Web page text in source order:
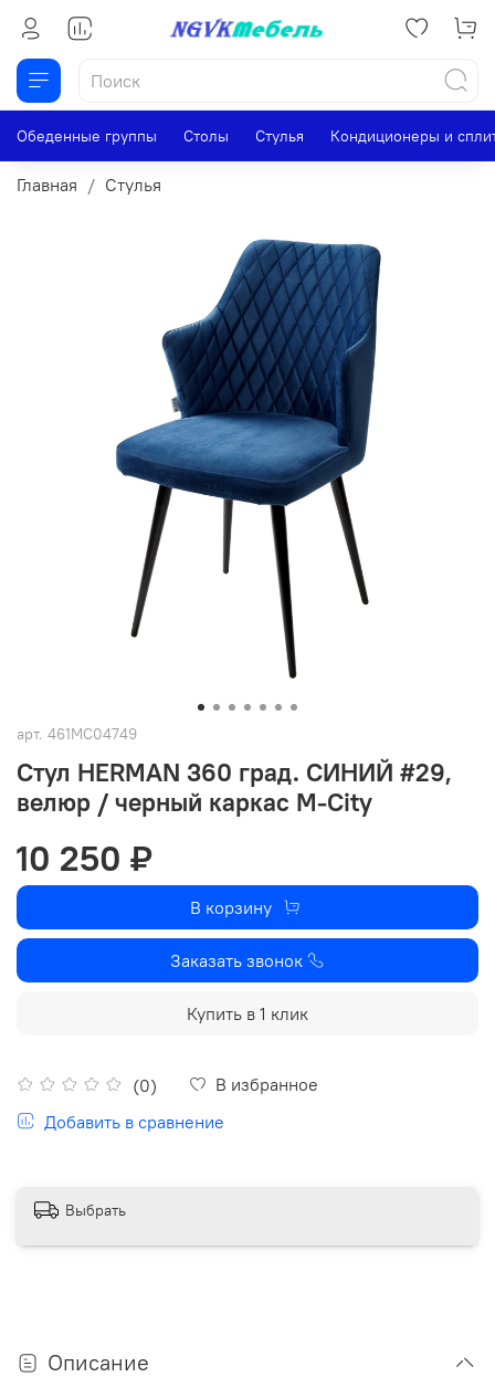
Обеденные группы Столы Стулья Кондиционеры и
Главная Стулья
арт. 461MC04749
Стул HERMAN 360 град. СИНИЙ #29,
велюр / черный каркас М-City
(0)
В избранное
Добавить в сравнение
10 250 ₽
В корзину
Заказать звонок
Купить в 1 клик
Выбрать
Описание